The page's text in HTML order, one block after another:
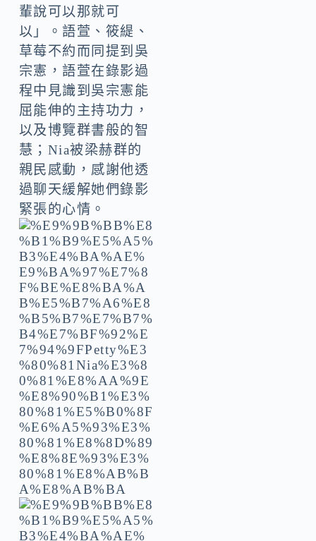
輩說可以那就可
以」。語萱、筱緹、
草莓不約而同提到吳
宗憲，語萱在錄影過
程中見識到吳宗憲能
屈能伸的主持功力，
以及博覽群書般的智
慧；Nia被梁赫群的
親民感動，感謝他透
過聊天緩解她們錄影
緊張的心情。